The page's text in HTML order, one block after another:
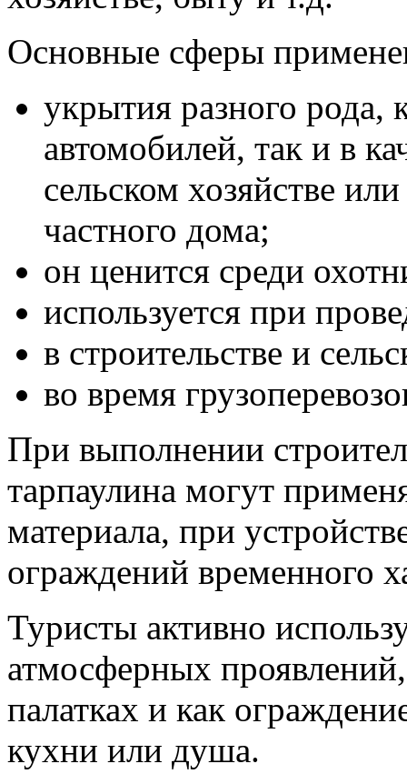
Основные сферы
укрытия разного рода,
автомобилей, так и в
сельском хозяйстве
частного дома;
он ценится среди
используется при
в строительстве и
во время
При выполнении
тарпаулина могут
материала, при
ограждений временного
Туристы активно
атмосферных
палатках и как
кухни или душа.